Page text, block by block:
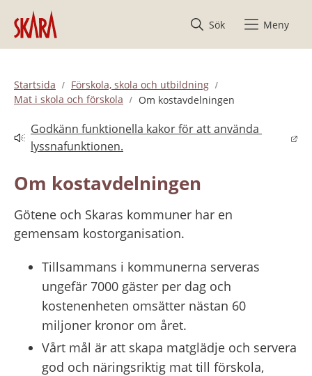
Hoppa till innehåll
Sök
Meny
Startsida
Förskola, skola och utbildning
Mat i skola och förskola
Om kostavdelningen
Godkänn funktionella kakor för att använda
lyssnafunktionen.
Länk till annan webbplats.
Om kostavdelningen
Götene och Skaras kommuner har en
gemensam kostorganisation.
Tillsammans i kommunerna serveras
ungefär 7000 gäster per dag och
kostenenheten omsätter nästan 60
miljoner kronor om året.
Vårt mål är att skapa matglädje och servera
god och näringsriktig mat till förskola,